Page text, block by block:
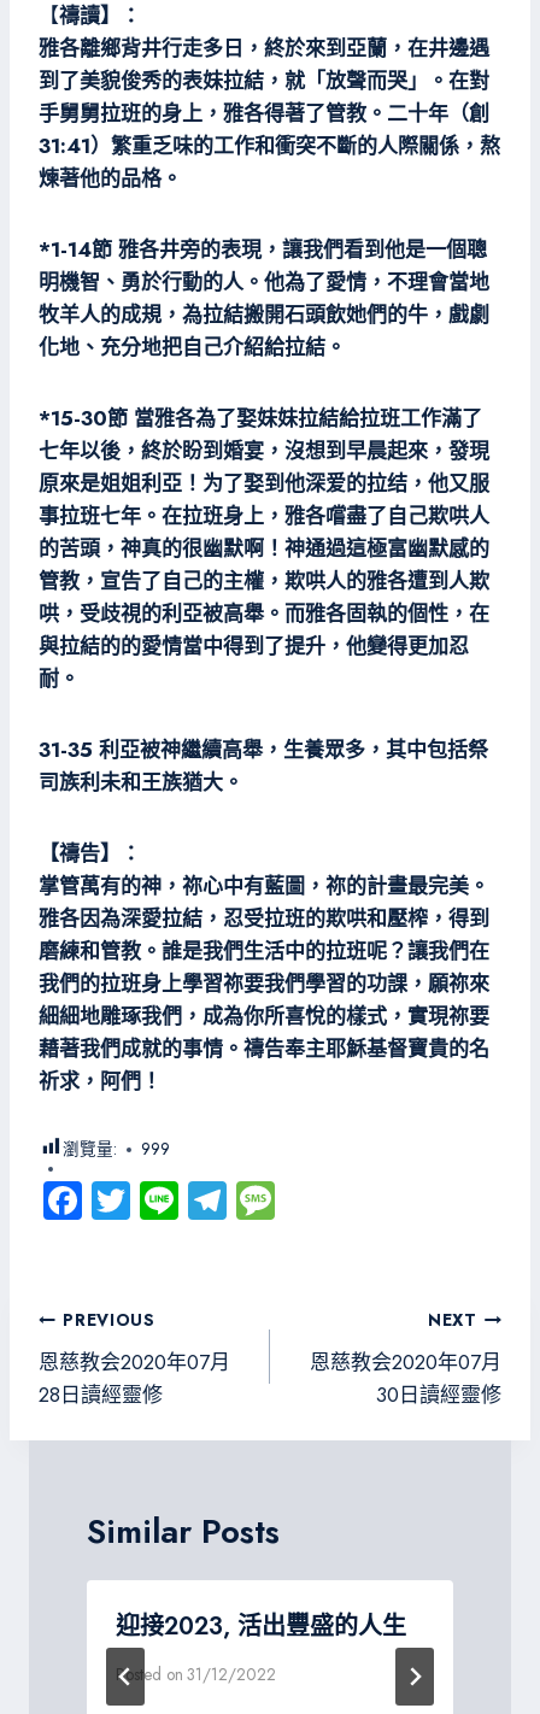
【禱讀】：
雅各離鄉背井行走多日，終於來到亞蘭，在井邊遇
到了美貌俊秀的表妹拉結，就「放聲而哭」。在對
手舅舅拉班的身上，雅各得著了管教。二十年（創
31:41）繁重乏味的工作和衝突不斷的人際關係，熬
煉著他的品格。
*1-14節 雅各井旁的表現，讓我們看到他是一個聰
明機智、勇於行動的人。他為了愛情，不理會當地
牧羊人的成規，為拉結搬開石頭飲她們的牛，戲劇
化地、充分地把自己介紹給拉結。
*15-30節 當雅各為了娶妹妹拉結給拉班工作滿了
七年以後，終於盼到婚宴，沒想到早晨起來，發現
原來是姐姐利亞！为了娶到他深爱的拉结，他又服
事拉班七年。在拉班身上，雅各嚐盡了自己欺哄人
的苦頭，神真的很幽默啊！神通過這極富幽默感的
管教，宣告了自己的主權，欺哄人的雅各遭到人欺
哄，受歧視的利亞被高舉。而雅各固執的個性，在
與拉結的的愛情當中得到了提升，他變得更加忍
耐。
31-35 利亞被神繼續高舉，生養眾多，其中包括祭
司族利未和王族猶大。
【禱告】：
掌管萬有的神，祢心中有藍圖，祢的計畫最完美。
雅各因為深愛拉結，忍受拉班的欺哄和壓榨，得到
磨練和管教。誰是我們生活中的拉班呢？讓我們在
我們的拉班身上學習祢要我們學習的功課，願祢來
細細地雕琢我們，成為你所喜悅的樣式，實現祢要
藉著我們成就的事情。禱告奉主耶穌基督寶貴的名
祈求，阿們！
瀏覽量: 999
Fa
ce
o
ok
T
wi
er
Li
ne
Te
le
文
章
導
覽
PREVIOUS
恩慈教会2020年07月
28日讀經靈修
NEXT
恩慈教会2020年07月
30日讀經靈修
Similar Posts
迎接2023, 活出豐盛的人生
Posted on 31/12/2022